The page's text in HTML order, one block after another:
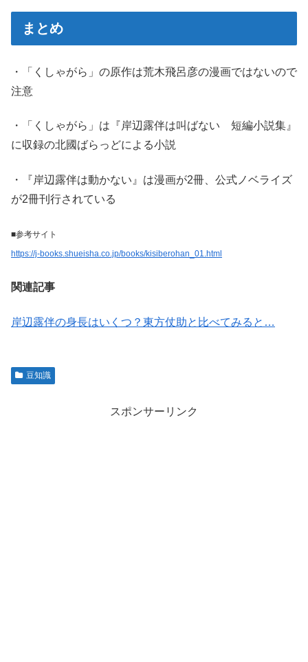
まとめ
・「くしゃがら」の原作は荒木飛呂彦の漫画ではないので
注意
・「くしゃがら」は『岸辺露伴は叫ばない 短編小説集』
に収録の北國ばらっどによる小説
・『岸辺露伴は動かない』は漫画が2冊、公式ノベライズ
が2冊刊行されている
■参考サイト
https://j-books.shueisha.co.jp/books/kisiberohan_01.html
関連記事
岸辺露伴の身長はいくつ？東方仗助と比べてみると…
豆知識
スポンサーリンク